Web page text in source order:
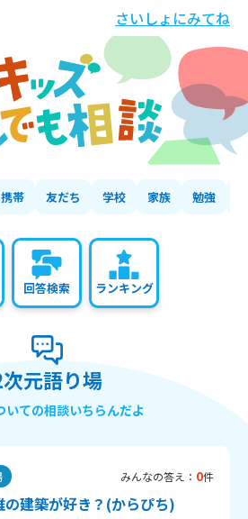
さいしょにみてね
帯 友だち 学校 家族 勉強
回答検索 ランキング
の相談いちらん
元語り場
いての相談いちらんだよ
みんなの答え： 0件
の建築が好き？(からぴち)